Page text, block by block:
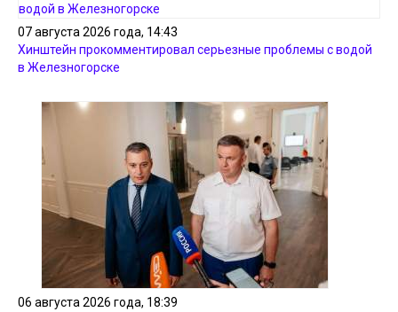
07 августа 2026 года, 14:43
Хинштейн прокомментировал серьезные проблемы с водой
в Железногорске
06 августа 2026 года, 18:39